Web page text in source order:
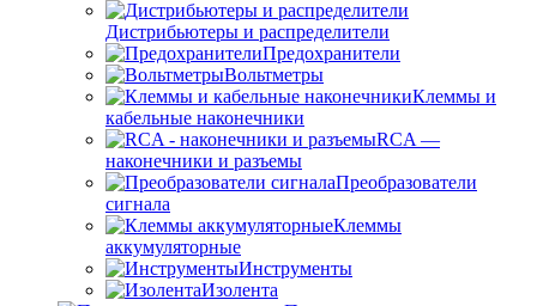
Дистрибьютеры и распределители
Предохранители
Вольтметры
Клеммы и
кабельные наконечники
RCA —
наконечники и разъемы
Преобразователи
сигнала
Клеммы
аккумуляторные
Инструменты
Изолента